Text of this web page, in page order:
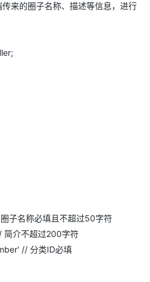
来的圈子名称、描述等信息，进行
子名称必填且不超过50字符
介不超过200字符
// 分类ID必填